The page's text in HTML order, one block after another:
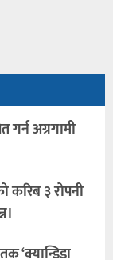
गर्न अग्रगामी
करिब ३ रोपनी
‘क्यान्डिडा